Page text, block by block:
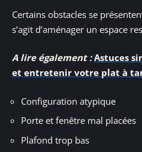
Certains obstacles se
s’agit d’aménager un espace
A lire également : Astuces
et entretenir votre plat à
Configuration atypique
Porte et fenêtre mal placées
Plafond trop bas